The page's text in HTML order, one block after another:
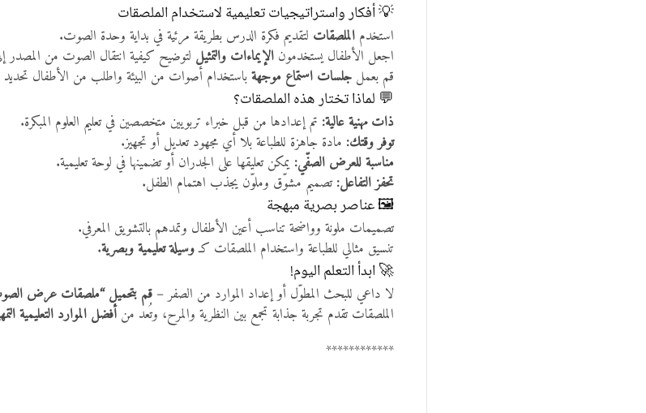
💡 أفكار واستراتيجيات تعليمية لاستخدام الملصقات
استخدم الملصقات لتقديم فكرة الدرس بطريقة مرئية في بداية وحدة الصوت.
اجعل الأطفال يستخدمون الإيماءات والتمثيل لتوضيح كيفية انتقال الصوت من المصدر
قم بعمل جلسات استماع موجهةباستخدام أصوات من البيئة واطلب من الأطفال تحديد
💬 لماذا تختار هذه الملصقات؟
ذات مهنية عالية: تم إعدادها من قبل خبراء تربويين متخصصين في تعليم العلوم المبكرة.
توفر وقتك: مادة جاهزة للطباعة بلا أي مجهود تعديل أو تجهيز.
مناسبة للعرض الصفّي: يمكن تعليقها على الجدران أو تضمينها في لوحة تعليمية.
تحفز التفاعل:تصميم مشوّق وملوّن يجذب اهتمام الطفل.
🖼️ عناصر بصرية مبهجة
تصميمات ملونة وواضحة تناسب أعين الأطفال وتمدهم بالتشويق المعرفي.
تنسيق مثالي للطباعة واستخدام الملصقات كـوسيلة تعليمية وبصرية.
🚀 ابدأ التعلم اليوم!
لا داعي للبحث المطوّل أو إعداد الموارد من الصفر – قم بتحميل “ملصقات عرض
الملصقات تقدم تجربة جذابة تجمع بين النظرية والمرح، وتُعد منأفضل الموارد التعليمية
************